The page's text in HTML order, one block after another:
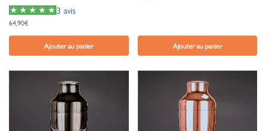
3 avis
64,90€
Ajouter au panier Ajouter au panier